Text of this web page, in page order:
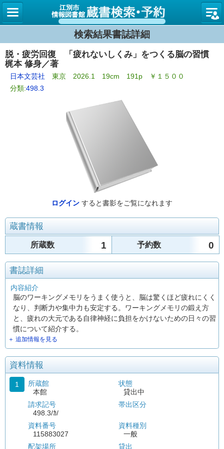
図書館
検索結果書誌詳細
脱・疲労回復 「疲れないしくみ」をつくる脳の習慣
梶本 修身／著
日本文芸社 東京 2026.1 19cm 191p ￥１５００
分類:498.3
ログイン すると書影をご覧になれます
蔵書情報
所蔵数 1 予約数 0
書誌詳細
内容紹介
脳のワーキングメモリをうまく使うと、脳は驚くほど疲れにくく
なり、判断力や集中力も安定する。ワーキングメモリの鍛え方
と、疲れの大元である自律神経に負担をかけないための日々の習
慣について紹介する。
＋ 追加情報を見る
資料情報
1
所蔵館
本館
請求記号
498.3/ｶ/
資料番号
115883027
配架場所
状態
貸出中
帯出区分
資料種別
一般
貸出